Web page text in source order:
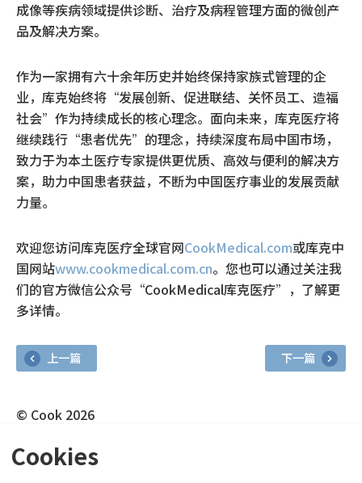
Cookies
成像等疾病领域提供诊断、治疗及病程管理方面的微创产
品及解决方案。
作为一家拥有六十余年历史并始终保持家族式管理的企
业，库克始终将“发展创新、促进联结、关怀员工、造福
社会”作为持续成长的核心理念。面向未来，库克医疗将
继续践行“患者优先”的理念，持续深度布局中国市场，
致力于为本土医疗专家提供更优质、高效与便利的解决方
案，助力中国患者获益，不断为中国医疗事业的发展贡献
力量。
欢迎您访问库克医疗全球官网CookMedical.com或库克中
国网站www.cookmedical.com.cn。您也可以通过关注我
们的官方微信公众号“CookMedical库克医疗”，了解更
多详情。
上一篇 下一篇
© Cook 2026
+86-21-54519599